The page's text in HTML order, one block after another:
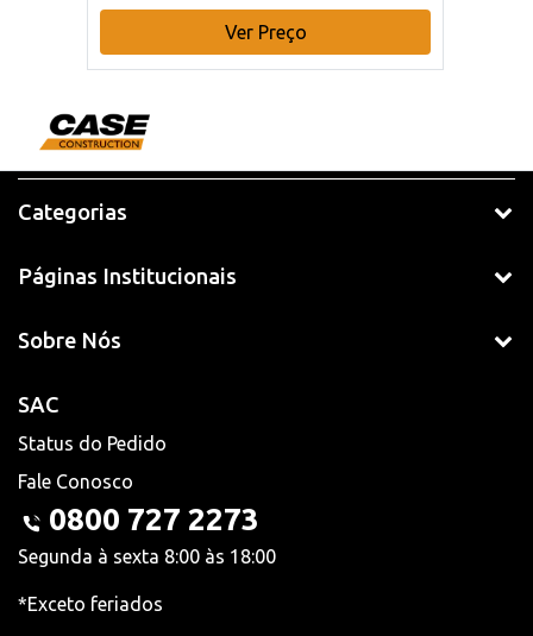
Ver Preço
Categorias
Páginas Institucionais
Sobre Nós
SAC
Status do Pedido
Fale Conosco
0800 727 2273
Segunda à sexta 8:00 às 18:00
*Exceto feriados